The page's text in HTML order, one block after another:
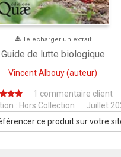
Télécharger un extrait
Guide de lutte biologique
Vincent Albouy(auteur)
1 commentaire client
: Hors Collection
Juillet
ce produit sur votre